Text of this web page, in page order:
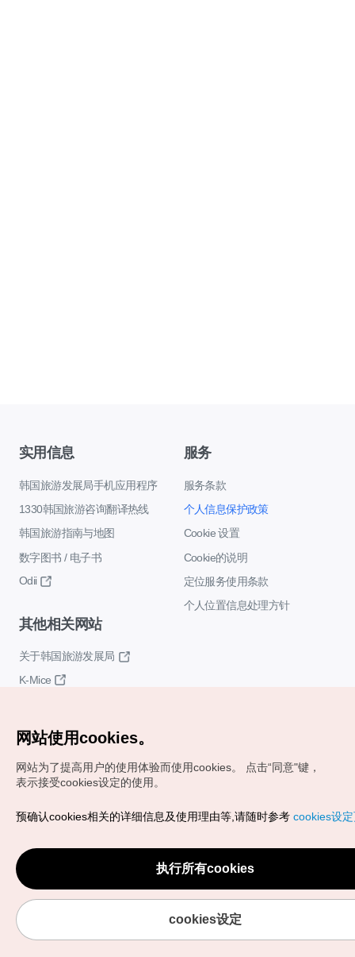
实用信息
韩国旅游发展局手机应用程序
1330韩国旅游咨询翻译热线
韩国旅游指南与地图
数字图书 / 电子书
Odii
服务
服务条款
个人信息保护政策
Cookie 设置
Cookie的说明
定位服务使用条款
个人位置信息处理方针
其他相关网站
关于韩国旅游发展局
K-Mice
Copyrights (c) 韩国旅游发展局版权所有
VISITKOREA官方邮箱
chnsim@knto.or.kr
网站使用cookies。
网站为了提高用户的使用体验而使用cookies。
点击“同意"键，
表示接受cookies设定的使用。
预确认cookies相关的详细信息及使用理由等,请随时参考 cookies设
执行所有cookies
cookies设定